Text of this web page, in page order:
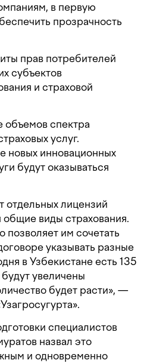
в первую
прозрачность
прав потребителей
субъектов
и страховой
спектра
услуг.
новых инновационных
будут оказываться
отдельных лицензий
общие виды страхования.
позволяет им сочетать
указывать разные
в Узбекистане есть 135
увеличены
будет расти», —
специалистов
назвал это
и одновременно